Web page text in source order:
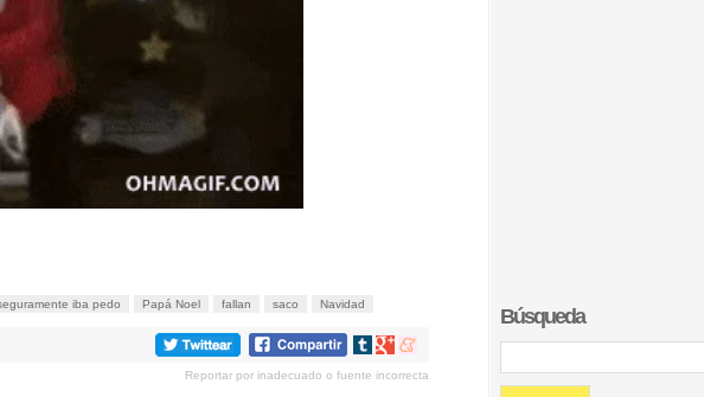
iba pedo Papá Noel fallan saco Navidad
Compartir
tumblr
Compartir
Google+
Compartir
meneame
Reportar por inadecuado o fuente incorrecta
Búsqueda